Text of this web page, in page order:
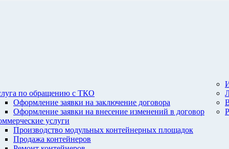
по обращению с ТКО
Оформление заявки на заключение договора
Оформление заявки на внесение изменений в договор
услуги
Производство модульных контейнерных площадок
Продажа контейнеров